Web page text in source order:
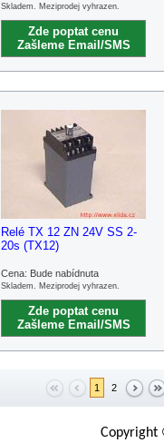
Skladem. Meziprodej vyhrazen.
Zde poptat cenu
Zašleme Email/SMS
Relé TX 12 ZN 24V SS 2-
20s (TX12)
Cena: Bude nabídnuta
Skladem. Meziprodej vyhrazen.
Zde poptat cenu
Zašleme Email/SMS
1 2
Copyright